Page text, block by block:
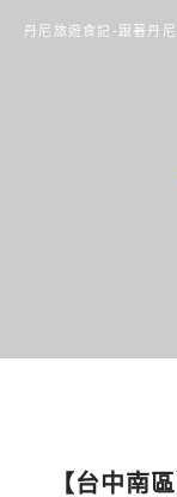
丹尼旅遊食記-跟著丹
【台中南